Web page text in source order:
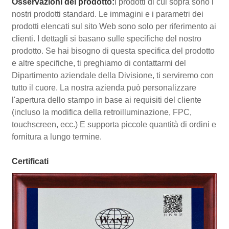
Osservazioni del prodotto: I prodotti di cui sopra sono i
nostri prodotti standard. Le immagini e i parametri dei
prodotti elencati sul sito Web sono solo per riferimento ai
clienti. I dettagli si basano sulle specifiche del nostro
prodotto. Se hai bisogno di questa specifica del prodotto
e altre specifiche, ti preghiamo di contattarmi del
Dipartimento aziendale della Divisione, ti serviremo con
tutto il cuore. La nostra azienda può personalizzare
l'apertura dello stampo in base ai requisiti del cliente
(incluso la modifica della retroilluminazione, FPC,
touchscreen, ecc.) E supporta piccole quantità di ordini e
fornitura a lungo termine.
Certificati